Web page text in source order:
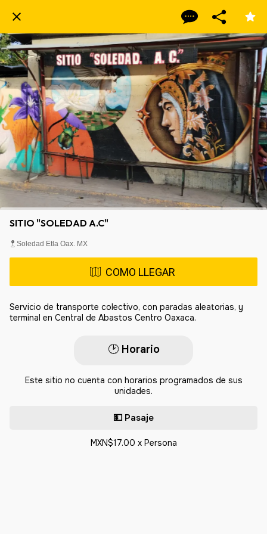
SITIO "SOLEDAD A.C"
Soledad Etla Oax. MX
COMO LLEGAR
Servicio de transporte colectivo, con paradas aleatorias, y
terminal en Central de Abastos Centro Oaxaca.
🕑​ Horario
Este sitio no cuenta con horarios programados de sus
unidades.
💵 Pasaje
MXN$17.00 x Persona